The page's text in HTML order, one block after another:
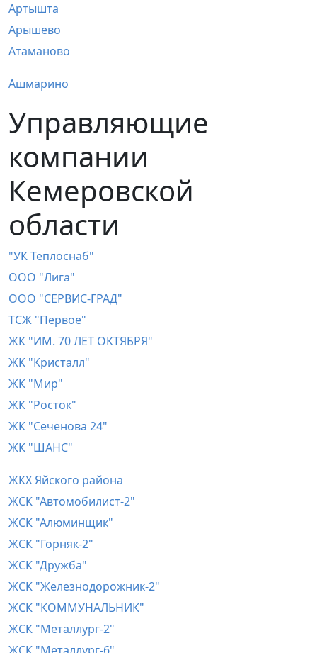
Артышта
Арышево
Атаманово
Ашмарино
Управляющие
компании
Кемеровской
области
"УК Теплоснаб"
OOO "Лига"
OOO "СЕРВИС-ГРАД"
TСЖ "Первое"
ЖК "ИМ. 70 ЛЕТ ОКТЯБРЯ"
ЖК "Кристалл"
ЖК "Мир"
ЖК "Росток"
ЖК "Сеченова 24"
ЖК "ШАНС"
ЖКХ Яйского района
ЖСК "Автомобилист-2"
ЖСК "Алюминщик"
ЖСК "Горняк-2"
ЖСК "Дружба"
ЖСК "Железнодорожник-2"
ЖСК "КОММУНАЛЬНИК"
ЖСК "Металлург-2"